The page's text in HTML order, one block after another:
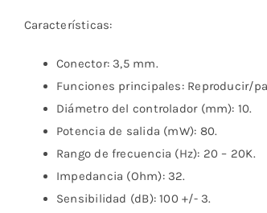
Características:
Conector: 3,5 mm.
Funciones principales: Reproducir/
Diámetro del controlador (mm): 10.
Potencia de salida (mW): 80.
Rango de frecuencia (Hz): 20 – 20K.
Impedancia (Ohm): 32.
Sensibilidad (dB): 100 +/- 3.